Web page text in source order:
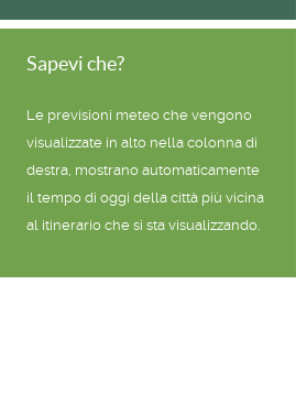
Sapevi che?
Le previsioni meteo che vengono
visualizzate in alto nella colonna di
destra, mostrano automaticamente
il tempo di oggi della città più vicina
al itinerario che si sta visualizzando.